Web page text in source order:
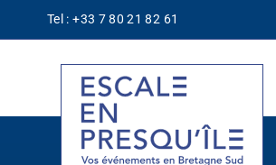
Passer
au
Tel : +33 7 80 21 82 61